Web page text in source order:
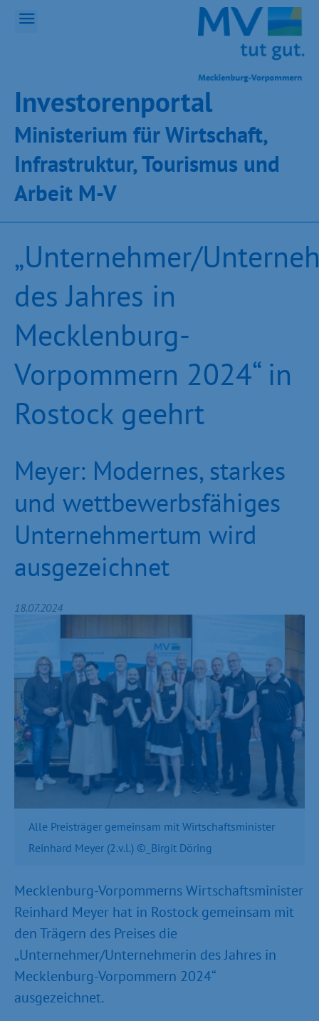
Inves­toren­por­tal
Ministeri­um für Wirt­schaft,
Infra­struk­tur, Tou­ris­mus und
Ar­beit M-V
„Unternehmer/
des Jahres in
Mecklenburg-
Vorpommern 2024“ in
Rostock geehrt
Meyer: Modernes, starkes
und wettbewerbsfähiges
Unternehmertum wird
ausgezeichnet
18.07.2024
Alle Preisträger gemeinsam mit Wirtschaftsminister
Reinhard Meyer (2.v.l.) ©_Birgit Döring
Mecklenburg-Vorpommerns Wirtschaftsminister
Reinhard Meyer hat in Rostock gemeinsam mit
den Trägern des Preises die
„Unternehmer/Unternehmerin des Jahres in
Mecklenburg-Vorpommern 2024“
ausgezeichnet.